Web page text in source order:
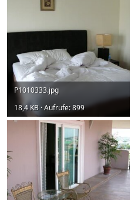
P1010333.jpg
18,4 KB · Aufrufe: 899